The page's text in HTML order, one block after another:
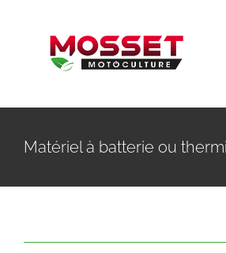
contenu
Matériel à batterie ou